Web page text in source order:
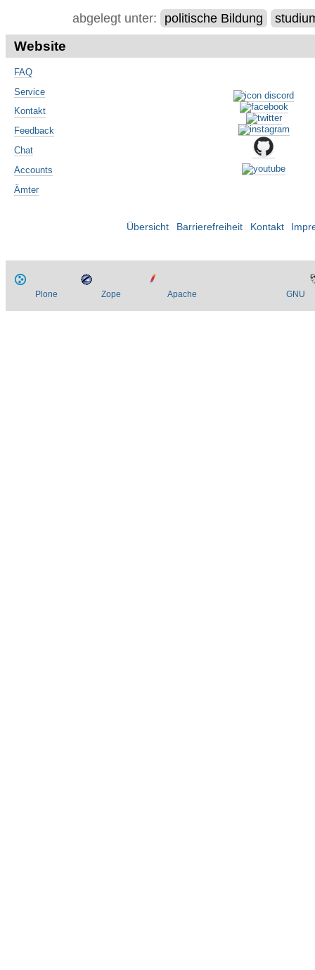
abgelegt unter: politische Bildung
Website
FAQ
Service
Kontakt
Feedback
Chat
Accounts
Ämter
Übersicht Barrierefreiheit Kontakt
Plone Zope Apache GNU